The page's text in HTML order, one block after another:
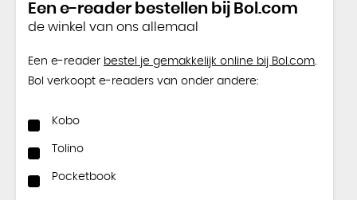
Een e-reader bestellen bij Bol.com
de winkel van ons allemaal
Een e-reader bestel je gemakkelijk online bij Bol.com.
Bol verkoopt e-readers van onder andere:
Kobo
Tolino
Pocketbook